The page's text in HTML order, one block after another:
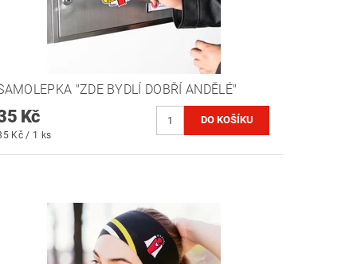
"ZDE BYDLÍ DOBŘÍ ANDĚLÉ"
Kč
Kč / 1 ks